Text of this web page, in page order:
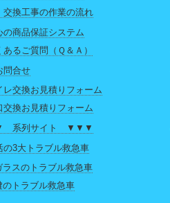
交換工事の作業の流れ
の商品保証システム
あるご質問（Ｑ＆Ａ）
問合せ
レ交換お見積りフォーム
交換お見積りフォーム
系列サイト ▼▼▼
の3大トラブル救急車
ラスのトラブル救急車
のトラブル救急車